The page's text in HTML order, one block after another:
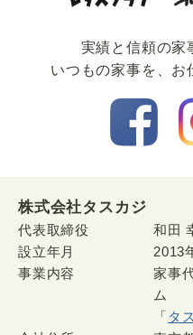
実績と信頼の家
いつもの家事を、お
株式会社タスカジ
代表取締役
和田
設立年月
2013
事業内容
家事
ム
「 タ